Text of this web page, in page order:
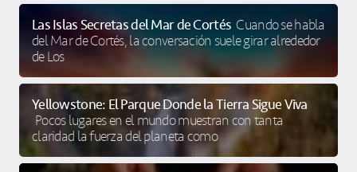
Las Islas Secretas del Mar de Cortés Cuando se habla
del Mar de Cortés, la conversación suele girar alrededor
de Los
Yellowstone: El Parque Donde la Tierra Sigue Viva
Pocos lugares en el mundo muestran con tanta
claridad la fuerza del planeta como